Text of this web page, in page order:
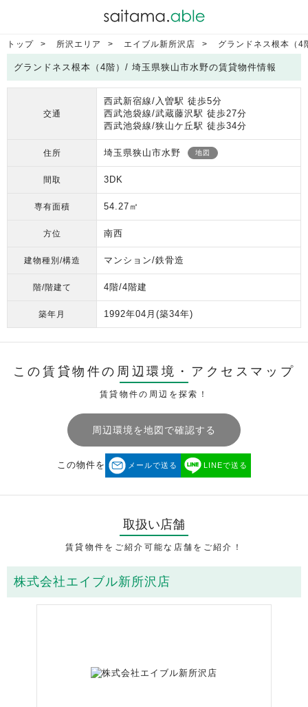
トップ 所沢エリア エイブル新所沢店 グランドネス根本（4
グランドネス根本（4階）/ 埼玉県狭山市水野の賃貸物件情報
交通
西武新宿線/入曽駅 徒歩5分
西武池袋線/武蔵藤沢駅 徒歩27分
西武池袋線/狭山ケ丘駅 徒歩34分
住所 埼玉県狭山市水野 地図
間取 3DK
専有面積 54.27㎡
方位 南西
建物種別/構造 マンション/鉄骨造
階/階建て 4階/4階建
築年月 1992年04月 (築34年)
この賃貸物件の周辺環境・ アクセスマップ
賃貸物件の周辺を探索！
周辺環境を地図で確認する
この物件を メールで送る LINEで送る
取扱い店舗
賃貸物件をご紹介可能な店舗をご紹介！
株式会社エイブル新所沢店